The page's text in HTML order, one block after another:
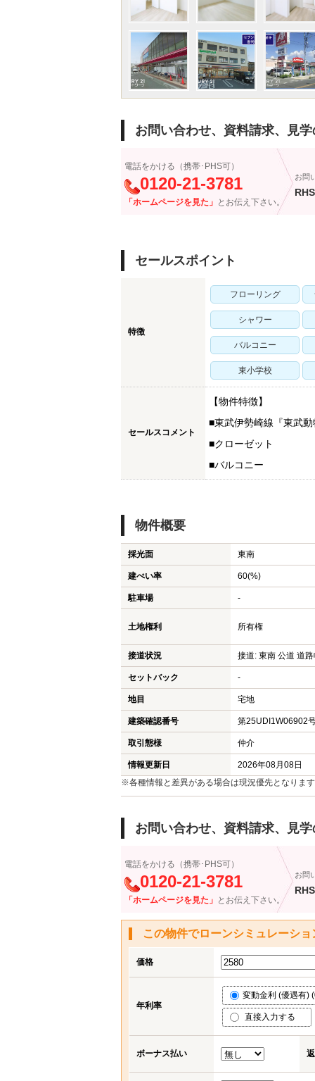
物件を探す
久喜市の土地
白岡市の中古一戸建て
白岡市のマンション
白岡市の土地
加須市の新築一戸建て
加須市の中古一戸建て
加須市のマンション
加須市の土地
お問い合わせ、資料請求、見
電話をかける（携帯･PHS可）
0120-21-3781
「ホームページを見た」 とお伝え下さい。
お問
セールスポイント
特徴
フローリング
シャワー
バルコニー
東小学校
セールスコメント
【物件特徴】
■東武伊勢崎線『東武
■クローゼット
■バルコニー
物件概要
採光面 東南
建ぺい率 60(%)
駐車場 -
土地権利 所有権
接道状況 接道: 東南 公道 道
セットバック -
地目 宅地
建築確認番号 第25UDI1W06902
取引態様 仲介
情報更新日
2026年08月08日
※各種情報と差異がある場合は現況優先となります
お問い合わせ、資料請求、見
電話をかける（携帯･PHS可）
0120-21-3781
「ホームページを見た」 とお伝え下さい。
お問
この物件でローンシミュレーショ
価格
年利率
変動金利 (優遇有)
直接入力する
ボーナス払い